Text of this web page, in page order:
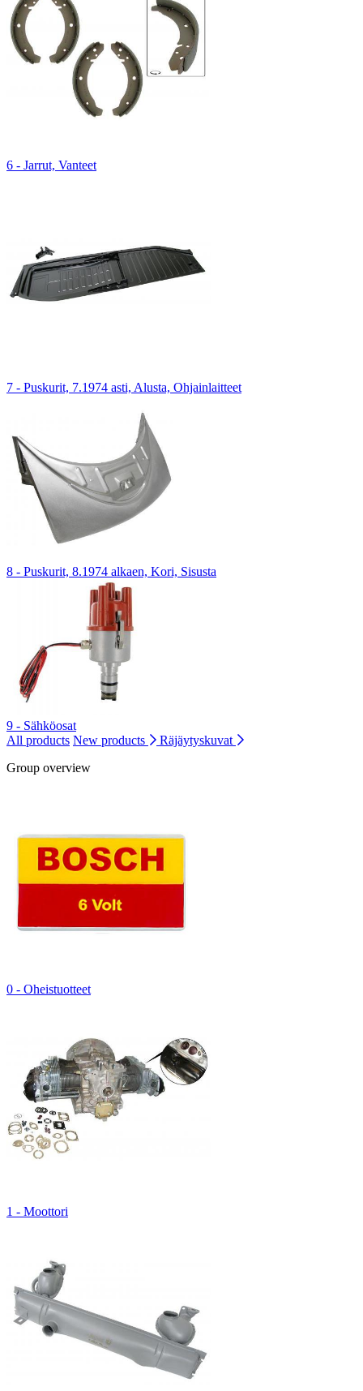
6 - Jarrut, Vanteet
7 - Puskurit, 7.1974 asti, Alusta, Ohjainlaitteet
8 - Puskurit, 8.1974 alkaen, Kori, Sisusta
9 - Sähköosat
All products New products
Räjäytyskuvat
Group overview
0 - Oheistuotteet
1 - Moottori